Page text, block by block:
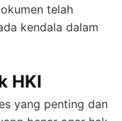
telah
kendala dalam
HKI
yang penting dan